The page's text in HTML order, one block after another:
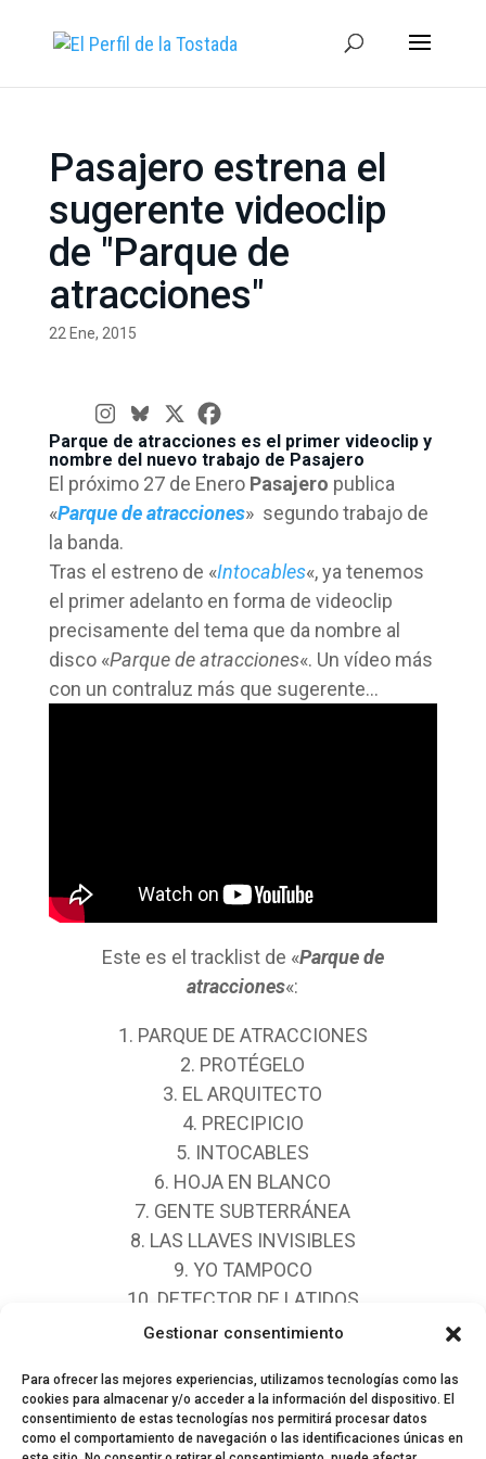
Gestionar consentimiento
Para ofrecer las mejores experiencias, utilizamos tecnologías como las
cookies para almacenar y/o acceder a la información del dispositivo. El
consentimiento de estas tecnologías nos permitirá procesar datos
como el comportamiento de navegación o las identificaciones únicas en
Pasajero estrena el
sugerente videoclip
de "Parque de
atracciones"
22 Ene, 2015
Parque de atracciones es el primer videoclip y
nombre del nuevo trabajo de Pasajero
El próximo 27 de Enero Pasajero publica
«Parque de atracciones» segundo trabajo de
la banda.
Tras el estreno de «Intocables«, ya tenemos
el primer adelanto en forma de videoclip
precisamente del tema que da nombre al
disco «Parque de atracciones«. Un vídeo más
con un contraluz más que sugerente…
Este es el tracklist de «Parque de
atracciones«:
1. PARQUE DE ATRACCIONES
2. PROTÉGELO
3. EL ARQUITECTO
4. PRECIPICIO
5. INTOCABLES
6. HOJA EN BLANCO
7. GENTE SUBTERRÁNEA
8. LAS LLAVES INVISIBLES
9. YO TAMPOCO
10. DETECTOR DE LATIDOS
11. LAS 4000 ISLAS